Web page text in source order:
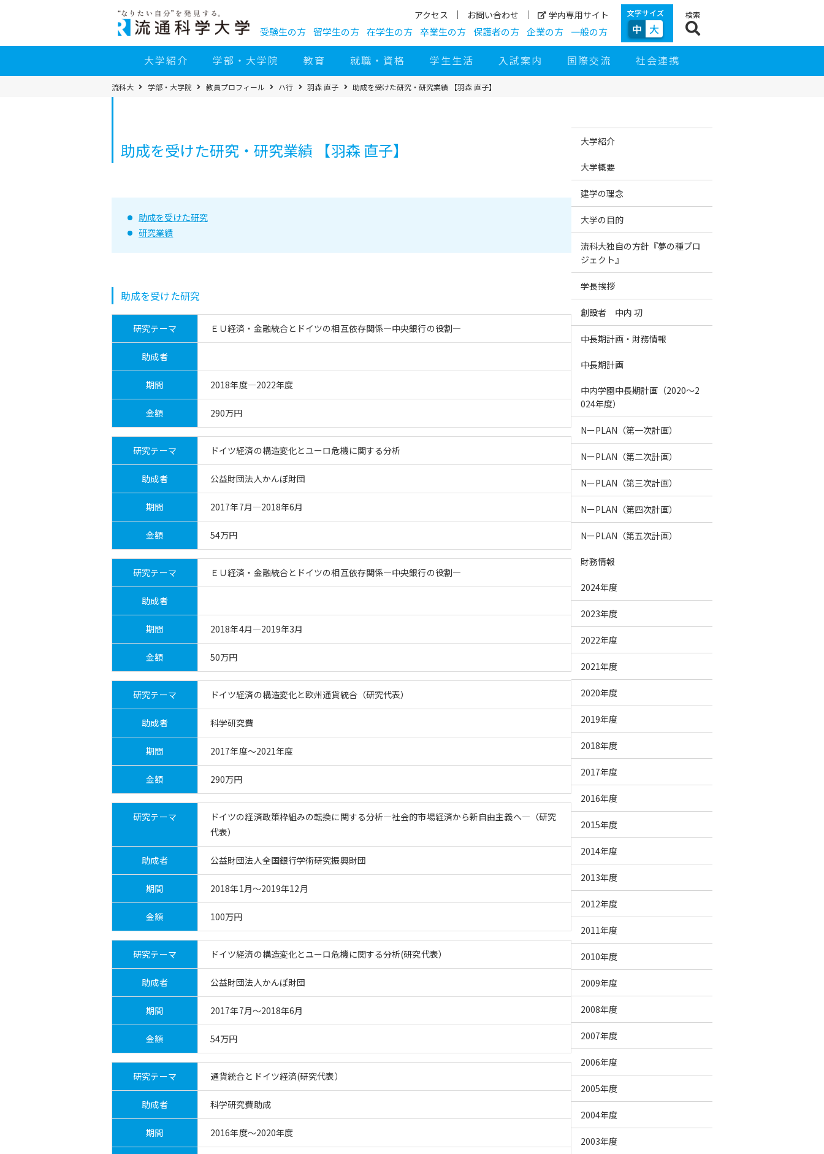
へ
アクセス お問い合わせ 学内専用サイト
受験生の方 留学生の方 在学生の方 卒業生の方 保護者の方 企業の方 一般の方
文字サイズ
中 大
検索
大学紹介 学部・大学院 教育 就職・資格 学生生活 入試案内 国際交流 社会連携
パ
ン
流科大 学部・大学院 教員プロフィール ハ行 羽森 直子 助成を受けた研究・研究業績 【羽森 直子】
助成を受けた研究・研究業績 【羽森 直子】
助成を受けた研究
研究業績
助成を受けた研究
研究テーマ ＥＵ経済・金融統合とドイツの相互依存関係―中央銀行の役割―
助成者
期間 2018年度―2022年度
金額 290万円
研究テーマ ドイツ経済の構造変化とユーロ危機に関する分析
助成者 公益財団法人かんぽ財団
期間 2017年7月―2018年6月
金額 54万円
研究テーマ ＥＵ経済・金融統合とドイツの相互依存関係―中央銀行の役割―
助成者
期間 2018年4月―2019年3月
金額 50万円
研究テーマ ドイツ経済の構造変化と欧州通貨統合（研究代表）
助成者 科学研究費
期間 2017年度～2021年度
金額 290万円
研究テーマ
ドイツの経済政策枠組みの転換に関する分析―社会的市場経済から新自由主義へ―（研究
代表）
助成者 公益財団法人全国銀行学術研究振興財団
期間 2018年1月～2019年12月
金額 100万円
研究テーマ ドイツ経済の構造変化とユーロ危機に関する分析(研究代表）
助成者 公益財団法人かんぽ財団
期間 2017年7月～2018年6月
金額 54万円
研究テーマ 通貨統合とドイツ経済(研究代表）
助成者 科学研究費助成
期間 2016年度～2020年度
サ
ー
ン
サ
大学紹介
大学概要
建学の理念
大学の目的
流科大独自の方針『夢の種プロ
ジェクト』
学長挨拶
創設者 中内 㓛
中長期計画・財務情報
中長期計画
中内学園中長期計画（2020～2
024年度）
NーPLAN（第一次計画）
NーPLAN（第二次計画）
NーPLAN（第三次計画）
NーPLAN（第四次計画）
NーPLAN（第五次計画）
財務情報
2024年度
2023年度
2022年度
2021年度
2020年度
2019年度
2018年度
2017年度
2016年度
2015年度
2014年度
2013年度
2012年度
2011年度
2010年度
2009年度
2008年度
2007年度
2006年度
2005年度
2004年度
2003年度